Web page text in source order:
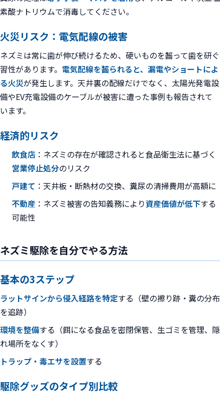
素酸ナトリウムで消毒してください。
火災リスク：電気配線の被害
ネズミは常に歯が伸び続けるため、硬いものを齧って歯を研ぐ
習性があります。 電気配線を齧られると、漏電やショートによ
る火災が発生します。天井裏の配線だけでなく、太陽光発電設
備やEV充電設備のケーブルが被害に遭った事例も報告されて
います。
経済的リスク
飲食店 ：ネズミの存在が確認されると食品衛生法に基づく
営業停止処分のリスク
戸建て ：天井板・断熱材の交換、糞尿の清掃費用が高額に
不動産 ：ネズミ被害の告知義務により資産価値が低下する
可能性
ネズミ駆除を自分でやる方法
基本の3ステップ
ラットサインから侵入経路を特定する（壁の擦り跡・糞の分布
を追跡）
環境を整備する（餌になる食品を密閉保管、生ゴミを管理、隠
れ場所をなくす）
トラップ・毒エサを設置する
駆除グッズのタイプ別比較